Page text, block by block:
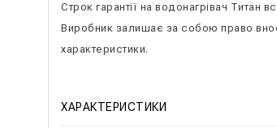
Строк гарантії на водонагрівач Титан
Виробник залишає за собою право
характеристики.
ХАРАКТЕРИСТИКИ